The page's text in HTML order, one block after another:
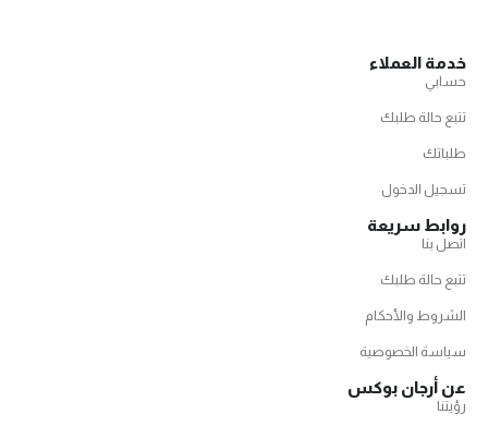
خدمة العملاء
حسابي
تتبع حالة طلبك
طلباتك
تسجيل الدخول
روابط سريعة
اتصل بنا
تتبع حالة طلبك
الشروط والأحكام
سياسة الخصوصية
عن أرجان بوكس
رؤيتنا